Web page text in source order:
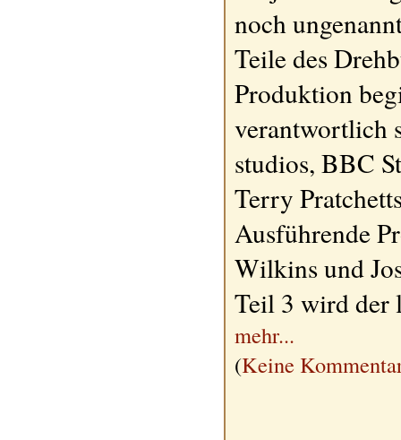
noch
Teile des
Produktion
verantwortlich
studios, BBC
Terry
Ausführende
Wilkins und
Teil 3 wird der
mehr...
(Keine